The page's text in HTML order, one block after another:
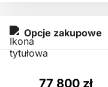
Opcje zakupowe
77 800 zł